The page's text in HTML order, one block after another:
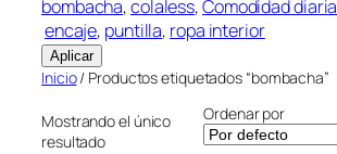
bombacha, colaless, Comodidad diaria
encaje, puntilla, ropa interior
Aplicar
Inicio/ Productos etiquetados “bombacha”
Mostrando el único
resultado
Ordenar por